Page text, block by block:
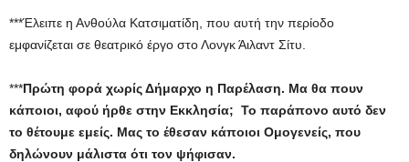
***Έλειπε η Ανθούλα Κατσιματίδη, που αυτή την περίοδο
εμφανίζεται σε θεατρικό έργο στο Λονγκ Άιλαντ Σίτυ.
***Πρώτη φορά χωρίς Δήμαρχο η Παρέλαση. Μα θα πουν
κάποιοι, αφού ήρθε στην Εκκλησία; Το παράπονο αυτό δεν
το θέτουμε εμείς. Μας το έθεσαν κάποιοι Ομογενείς, που
δηλώνουν μάλιστα ότι τον ψήφισαν.